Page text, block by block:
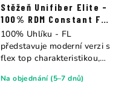
Stěžeň Unifiber Elite -
100% RDM Constant FL
Curve
Na objednání (5–7 dnů)
100% Uhlíku - FL
představuje moderní verzi s
flex top charakteristikou,